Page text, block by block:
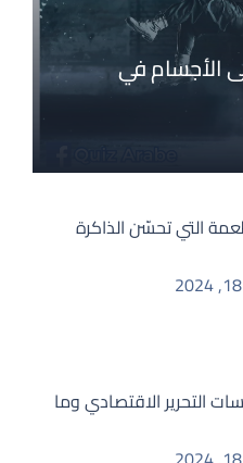
الأجسام في
التي تحسّن الذاكرة
التحرير الاقتصادي وما